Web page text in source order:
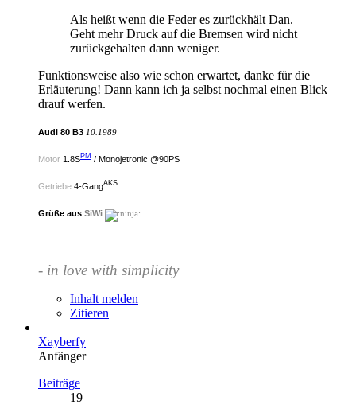
Als heißt wenn die Feder es zurückhält Dan.
Geht mehr Druck auf die Bremsen wird nicht
zurückgehalten dann weniger.
Funktionsweise also wie schon erwartet, danke für die
Erläuterung! Dann kann ich ja selbst nochmal einen Blick
drauf werfen.
Audi 80 B3 10.1989
Motor 1.8SPM / Monojetronic @90PS
Getriebe 4-GangAKS
Grüße aus SiWi
- in love with simplicity
Inhalt melden
Zitieren
Xayberfy
Anfänger
Beiträge
19